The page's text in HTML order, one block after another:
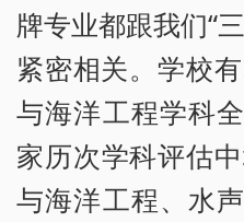
牌专业都跟我们“
紧密相关。学校
与海洋工程学科
家历次学科评估
与海洋工程、水